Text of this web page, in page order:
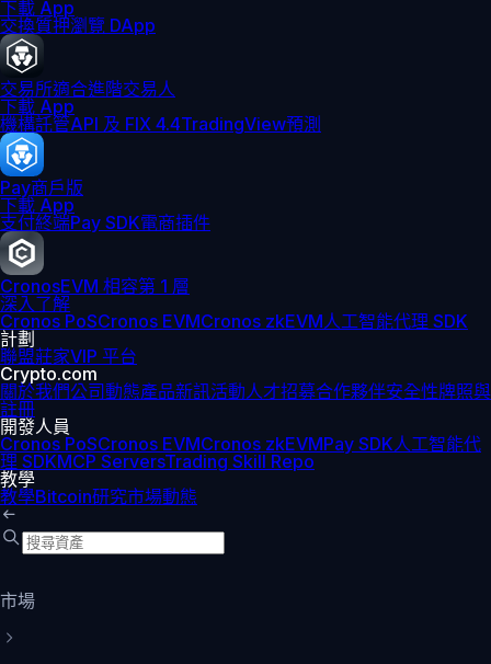
下載 App
交換質押瀏覽 DApp
交易所適合進階交易人
下載 App
機構託管API 及 FIX 4.4TradingView預測
Pay商戶版
下載 App
支付終端Pay SDK電商插件
CronosEVM 相容第 1 層
深入了解
Cronos PoSCronos EVMCronos zkEVM人工智能代理 SDK
計劃
聯盟莊家VIP 平台
Crypto.com
關於我們公司動態產品新訊活動人才招募合作夥伴安全性牌照與
註冊
開發人員
Cronos PoSCronos EVMCronos zkEVMPay SDK人工智能代
理 SDKMCP ServersTrading Skill Repo
教學
教學Bitcoin研究市場動態
市場